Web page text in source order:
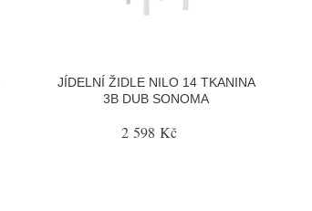
JÍDELNÍ ŽIDLE NILO 14 TKANINA
3B DUB SONOMA
2 598 Kč